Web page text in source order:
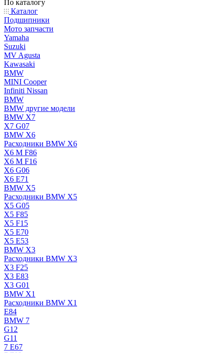
По каталогу
Каталог
Подшипники
Мото запчасти
Yamaha
Suzuki
MV Agusta
Kawasaki
BMW
MINI Cooper
Infiniti Nissan
BMW
BMW другие модели
BMW X7
X7 G07
BMW X6
Расходники BMW X6
X6 M F86
X6 M F16
X6 G06
X6 E71
BMW X5
Расходники BMW X5
X5 G05
X5 F85
X5 F15
X5 E70
X5 E53
BMW X3
Расходники BMW X3
X3 F25
X3 E83
X3 G01
BMW X1
Расходники BMW X1
E84
BMW 7
G12
G11
7 Е67